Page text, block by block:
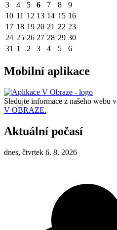
3
4 5 6 7 8
9
10 11 12 13 14 15 16
17 18 19 20 21 22 23
24 25 26 27 28 29 30
31 1 2 3 4 5 6
Mobilní aplikace
Sledujte informace z našeho webu v
V OBRAZE.
Aktuální počasí
dnes, čtvrtek 6. 8. 2026